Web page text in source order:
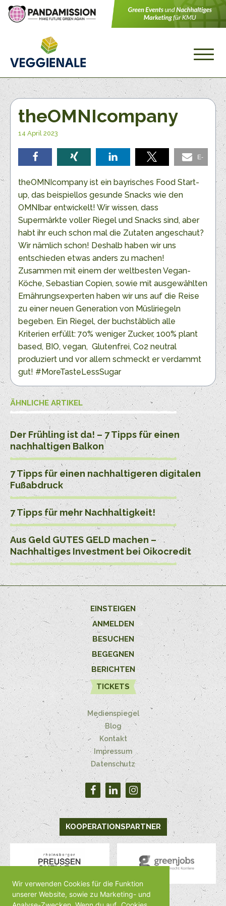
Wir verwenden Cookies für die Funktion
unserer Website, sowie zu Marketing- und
theOMNIcompany
14 April 2023
teilen teilen teilen
E-
Mail
theOMNIcompany ist ein bayrisches Food Start-
up, das beispiellos gesunde Snacks wie den
OMNIbar entwickelt! Wir wissen, dass
Supermärkte voller Riegel und Snacks sind, aber
habt ihr euch schon mal die Zutaten angeschaut?
Wir nämlich schon! Deshalb haben wir uns
entschieden etwas anders zu machen!
Zusammen mit einem der weltbesten Vegan-
Köche, Sebastian Copien, sowie mit ausgewählten
Ernährungsexperten haben wir uns auf die Reise
zu einer neuen Generation von Müsliriegeln
begeben. Ein Riegel, der buchstäblich alle
Kriterien erfüllt: 70% weniger Zucker, 100% plant
based, BIO, vegan, Glutenfrei, Co2 neutral
produziert und vor allem schmeckt er verdammt
gut! #MoreTasteLessSugar
ÄHNLICHE ARTIKEL
Der Frühling ist da! – 7 Tipps für einen
nachhaltigen Balkon
7 Tipps für einen nachhaltigeren digitalen
Fußabdruck
7 Tipps für mehr Nachhaltigkeit!
Aus Geld GUTES GELD machen –
Nachhaltiges Investment bei Oikocredit
EINSTEIGEN
ANMELDEN
BESUCHEN
BEGEGNEN
BERICHTEN
TICKETS
Medienspiegel
Blog
Kontakt
Impressum
Datenschutz
KOOPERATIONSPARTNER